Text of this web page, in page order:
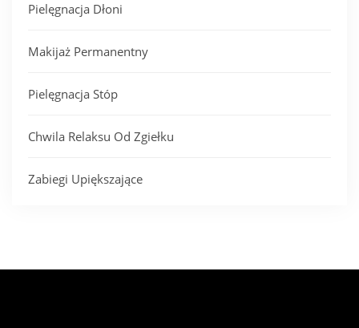
Pielęgnacja Dłoni
Makijaż Permanentny
Pielęgnacja Stóp
Chwila Relaksu Od Zgiełku
Zabiegi Upiększające